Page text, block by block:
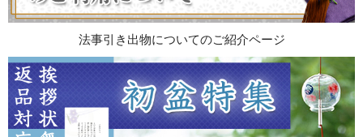
法事引き出物についてのご紹介ページ